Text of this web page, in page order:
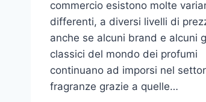
commercio esistono molte
differenti, a diversi livelli di
anche se alcuni brand e alcuni
classici del mondo dei profumi
continuano ad imporsi nel
fragranze grazie a quelle…